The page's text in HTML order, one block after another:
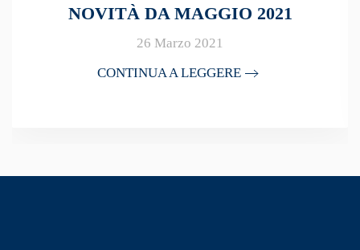
NOVITÀ DA MAGGIO 2021
26 Marzo 2021
CONTINUA A LEGGERE